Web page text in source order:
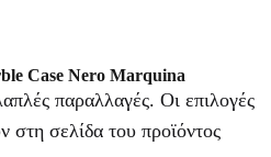
Case Nero Marquina
παραλλαγές. Οι επιλογές
στη σελίδα του προϊόντος